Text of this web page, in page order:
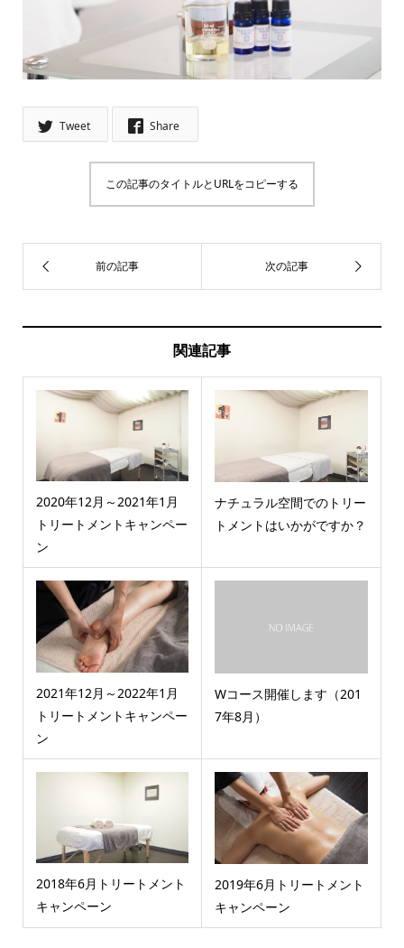
Tweet Share
この記事のタイトルとURLをコピーする
関連記事
2020年12月～2021年1月
トリートメントキャンペー
ン
ナチュラル空間でのトリー
トメントはいかがですか？
2021年12月～2022年1月
トリートメントキャンペー
ン
Wコース開催します（201
7年8月）
2018年6月トリートメント
キャンペーン
2019年6月トリートメント
キャンペーン